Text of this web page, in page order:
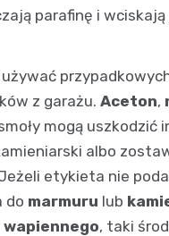
parafinę i wciskają
z garażu. Aceton,
mogą uszkodzić
albo
etykieta nie
do marmuru lub
, taki